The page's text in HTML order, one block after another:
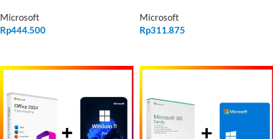
Microsoft
Rp444.500
Microsoft
Rp311.875